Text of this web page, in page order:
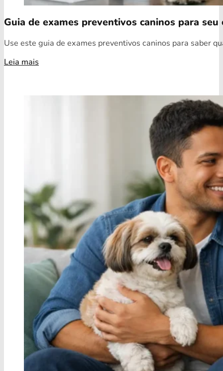
Guia de exames preventivos caninos para seu
Use este guia de exames preventivos caninos para saber
Leia mais